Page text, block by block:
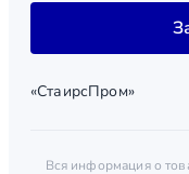
«СтаирсПром»
Вся информация о